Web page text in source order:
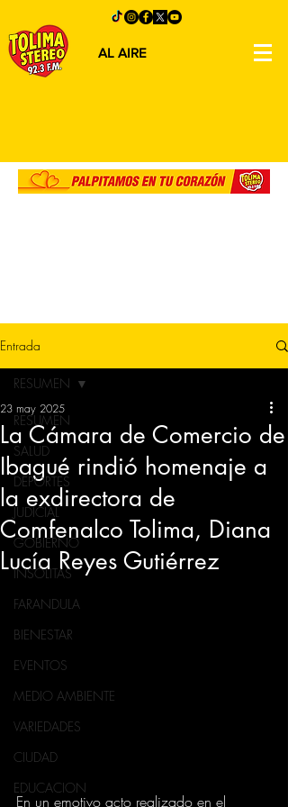
AL AIRE
Entrada
RESUMEN
SALUD
DEPORTES
JUDICIAL
GOBIERNO
INSÓLITAS
FARANDULA
BIENESTAR
EVENTOS
MEDIO AMBIENTE
VARIEDADES
CIUDAD
EDUCACION
RESUMEN
La Cámara de Comercio de
Ibagué rindió homenaje a
la exdirectora de
Comfenalco Tolima, Diana
Lucía Reyes Gutiérrez
23 may 2025
En un emotivo acto realizado en el